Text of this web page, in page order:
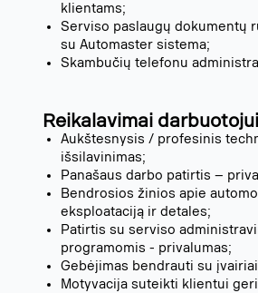
klientams;
Serviso paslaugų dokumentų
su Automaster sistema;
Skambučių telefonu
Reikalavimai darbuotojui
Aukštesnysis / profesinis
išsilavinimas;
Panašaus darbo patirtis –
Bendrosios žinios apie
eksploataciją ir detales;
Patirtis su serviso
programomis - privalumas;
Gebėjimas bendrauti su
Motyvacija suteikti klientui